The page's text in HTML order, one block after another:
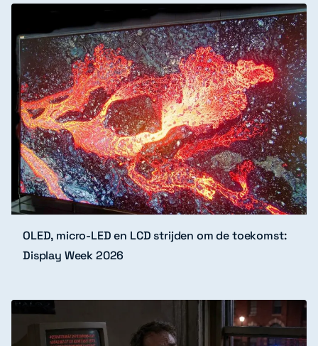
OLED, micro-LED en LCD strijden om de toekomst:
Display Week 2026